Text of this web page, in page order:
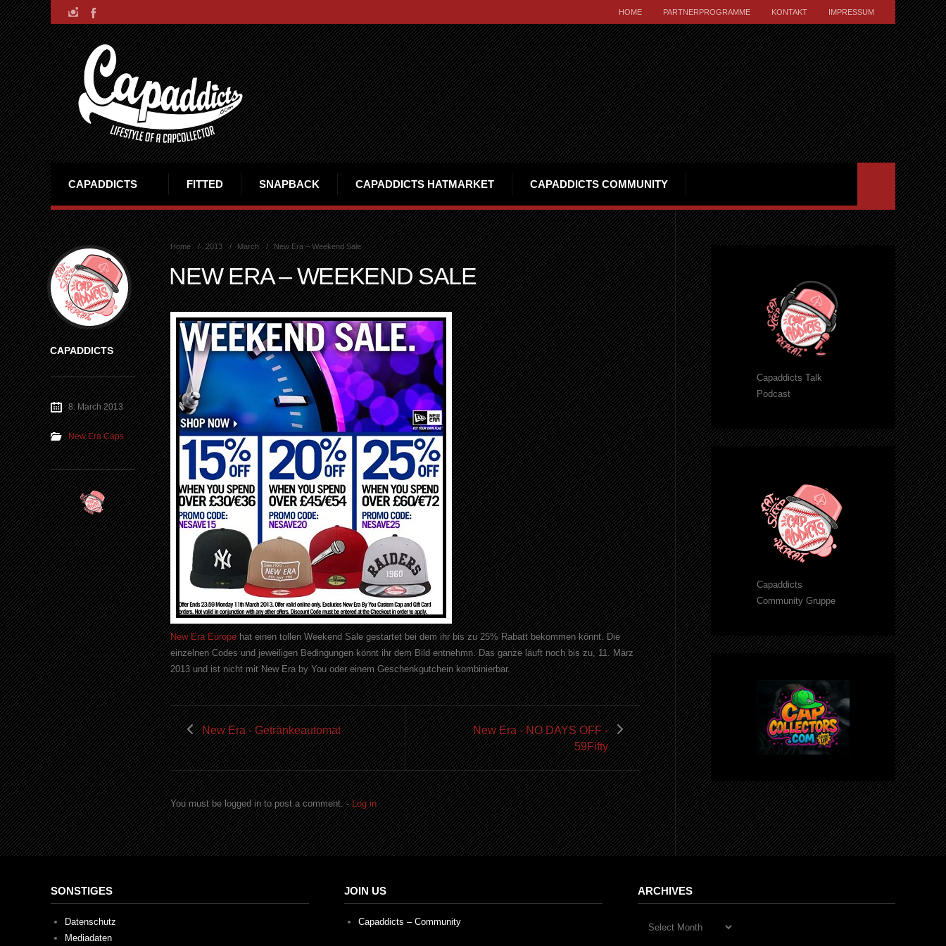
HOME PARTNERPROGRAMME KONTAKT IMPRESSUM
CAPADDICTS FITTED SNAPBACK CAPADDICTS HATMARKET CAPADDICTS COMMUNITY
Home 2013 March New Era – Weekend Sale
NEW ERA – WEEKEND SALE
New Era Europehat einen tollen Weekend Sale gestartet bei dem ihr bis zu 25% Rabatt bekommen könnt. Die
einzelnen Codes und jeweiligen Bedingungen könnt ihr dem Bild entnehmn. Das ganze läuft noch bis zu, 11. März
2013 und ist nicht mit New Era by You oder einem Geschenkgutchein kombinierbar.
New Era - Getränkeautomat
New Era - NO DAYS OFF -
59Fifty
You must be logged in to post a comment. -Log in
CAPADDICTS
8. March 2013
New Era Caps
Capaddicts Talk
Podcast
Capaddicts
Community Gruppe
SONSTIGES
Datenschutz
Mediadaten
JOIN US
Capaddicts – Community
ARCHIVES